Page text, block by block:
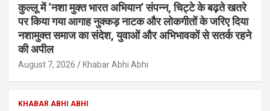
कुल्लू में ‘नशा मुक्त भारत अभियान’ संपन्न, चिट्टे के बढ़ते खतरे
पर किया गया आगाह नुक्कड़ नाटक और लोकगीतों के जरिए दिया
नशामुक्त समाज का संदेश, युवाओं और अभिभावकों से सतर्क रहने
की अपील
August 7, 2026 Khabar Abhi Abhi
KHABAR ABHI ABHI